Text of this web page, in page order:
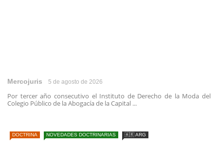
Mercojuris 5 de agosto de 2026
Por tercer año consecutivo el Instituto de Derecho de la Moda del
Colegio Público de la Abogacía de la Capital ...
DOCTRINA NOVEDADES DOCTRINARIAS 🇦🇷 ARG